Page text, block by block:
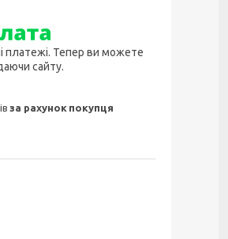
платежі. Тепер ви можете
сайту.
за рахунок покупця